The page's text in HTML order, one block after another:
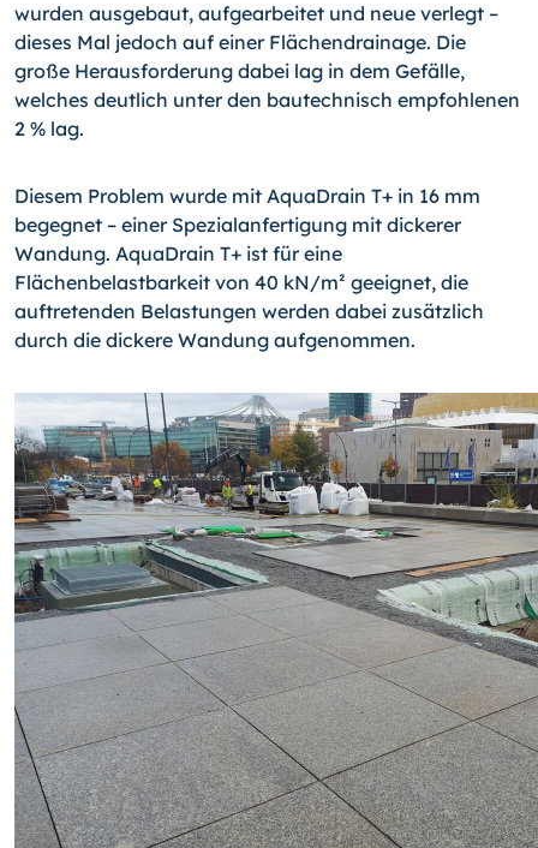
wurden ausgebaut, aufgearbeitet und neue verlegt –
dieses Mal jedoch auf einer Flächendrainage. Die
große Herausforderung dabei lag in dem Gefälle,
welches deutlich unter den bautechnisch empfohlenen
2 % lag.
Diesem Problem wurde mit AquaDrain T+ in 16 mm
begegnet – einer Spezialanfertigung mit dickerer
Wandung. AquaDrain T+ ist für eine
Flächenbelastbarkeit von 40 kN/m² geeignet, die
auftretenden Belastungen werden dabei zusätzlich
durch die dickere Wandung aufgenommen.